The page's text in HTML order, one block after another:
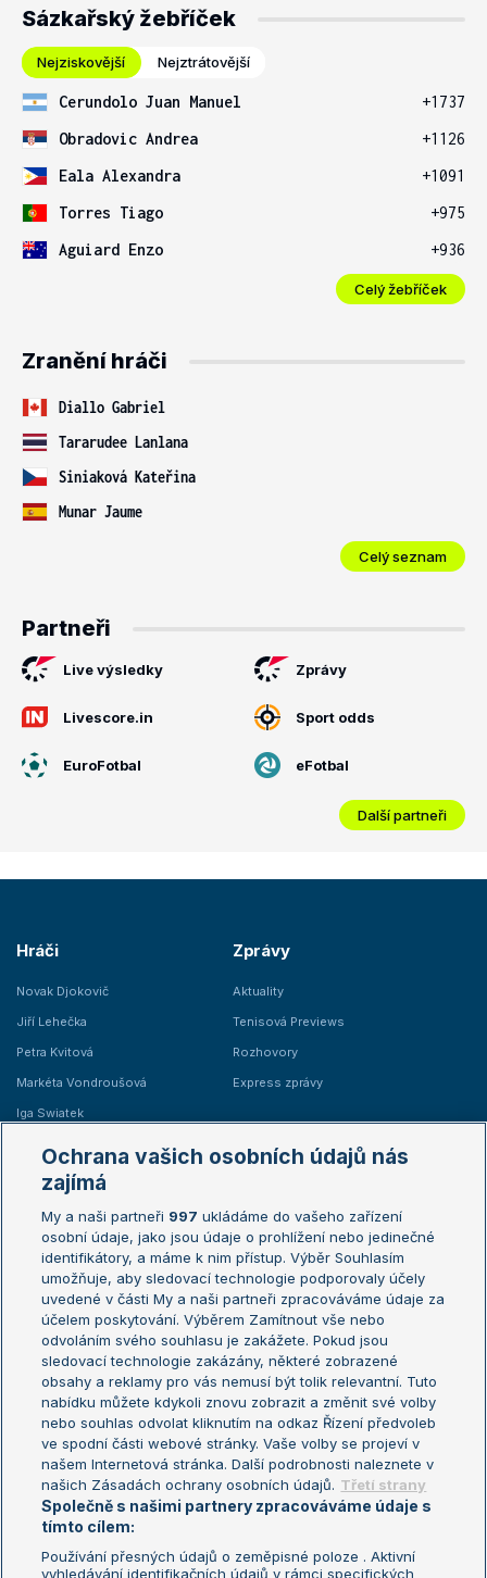
Sázkařský žebříček
Nejziskovější Nejztrátovější
Cerundolo Juan Manuel
+1737
Obradovic Andrea
+1126
Eala Alexandra
+1091
Torres Tiago
+975
Aguiard Enzo
+936
Celý žebříček
Zranění hráči
Diallo Gabriel
Tararudee Lanlana
Siniaková Kateřina
Munar Jaume
Celý seznam
Partneři
Live výsledky Zprávy
Livescore.in Sport odds
EuroFotbal eFotbal
Další partneři
Hráči
Novak Djokovič
Jiří Lehečka
Petra Kvitová
Markéta Vondroušová
Iga Swiatek
Zprávy
Aktuality
Tenisová Previews
Rozhovory
Express zprávy
Žebříčky
Žebříček ATP (muži)
Žebříček WTA (ženy)
Sázkařský žebříček
Australian Open
French Open
Wimbledon
US Open
Turnaj mistrů
Turnaj mistryň
Aktualní trendy
Fotbalové přestupy
Livesport Daily
LS Prague Open
Ochrana vašich osobních údajů nás
zajímá
My a naši partneři 997 ukládáme do vašeho zařízení
osobní údaje, jako jsou údaje o prohlížení nebo jedinečné
identifikátory, a máme k nim přístup. Výběr Souhlasím
umožňuje, aby sledovací technologie podporovaly účely
uvedené v části My a naši partneři zpracováváme údaje za
účelem poskytování. Výběrem Zamítnout vše nebo
odvoláním svého souhlasu je zakážete. Pokud jsou
sledovací technologie zakázány, některé zobrazené
obsahy a reklamy pro vás nemusí být tolik relevantní. Tuto
nabídku můžete kdykoli znovu zobrazit a změnit své volby
nebo souhlas odvolat kliknutím na odkaz Řízení předvoleb
ve spodní části webové stránky. Vaše volby se projeví v
našem Internetová stránka. Další podrobnosti naleznete v
našich Zásadách ochrany osobních údajů. Třetí strany
Společně s našimi partnery zpracováváme údaje s
tímto cílem:
Používání přesných údajů o zeměpisné poloze . Aktivní
vyhledávání identifikačních údajů v rámci specifických